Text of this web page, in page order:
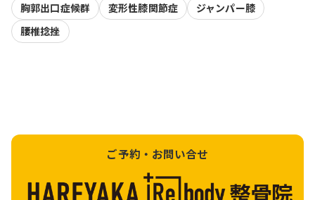
胸郭出口症候群
変形性膝関節症
ジャンパー膝
腰椎捻挫
ご予約・お問い合せ